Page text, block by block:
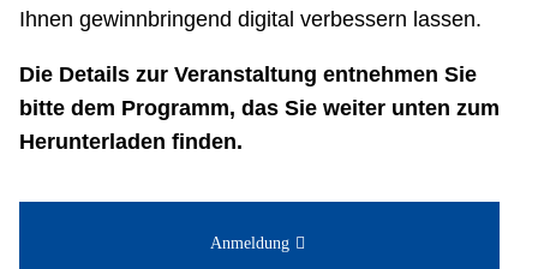
Ihnen gewinnbringend digital verbessern lassen.
Die Details zur Veranstaltung entnehmen Sie
bitte dem Programm, das Sie weiter unten zum
Herunterladen finden.
Anmeldung